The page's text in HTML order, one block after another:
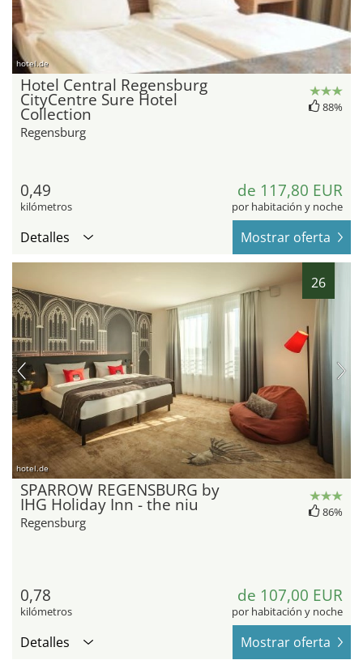
hotel.de
Hotel Central Regensburg
CityCentre Sure Hotel
Collection
Regensburg
88%
0,49
kilómetros
de 117,80 EUR
por habitación y noche
Detalles Mostrar oferta
26
hotel.de
SPARROW REGENSBURG by
IHG Holiday Inn - the niu
Regensburg
86%
0,78
kilómetros
de 107,00 EUR
por habitación y noche
Detalles Mostrar oferta